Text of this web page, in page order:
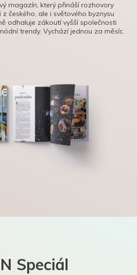
magazín, který přináší rozhovory
z českého, ale i světového byznysu
odhaluje zákoutí vyšší společnosti
trendy. Vychází jednou za měsíc.
Speciál